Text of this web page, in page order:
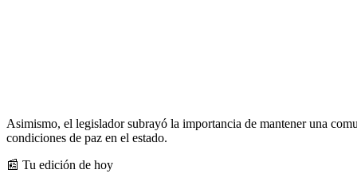
Asimismo, el legislador subrayó la importancia de mantener una
condiciones de paz en el estado.
📰 Tu edición de hoy